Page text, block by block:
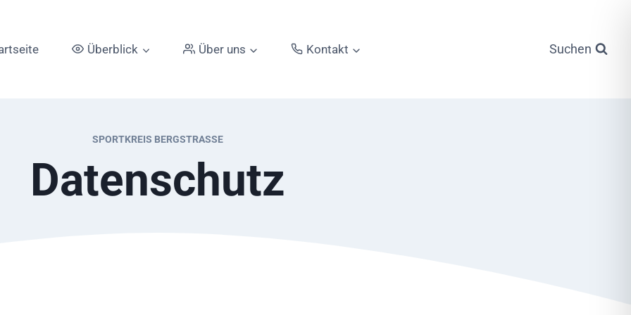
Überblick Über uns Kontakt Suchen
SPORTKREIS BERGSTRASSE
Datenschutz